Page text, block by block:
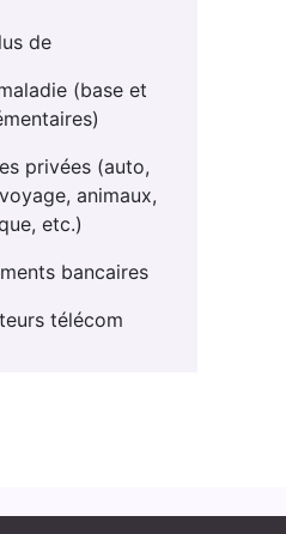
de
(base et
privées (auto,
animaux,
etc.)
bancaires
télécom